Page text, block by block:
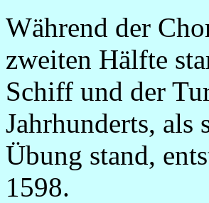
Während der
zweiten Hälfte
Schiff und der
Jahrhunderts, als
Übung stand,
1598.